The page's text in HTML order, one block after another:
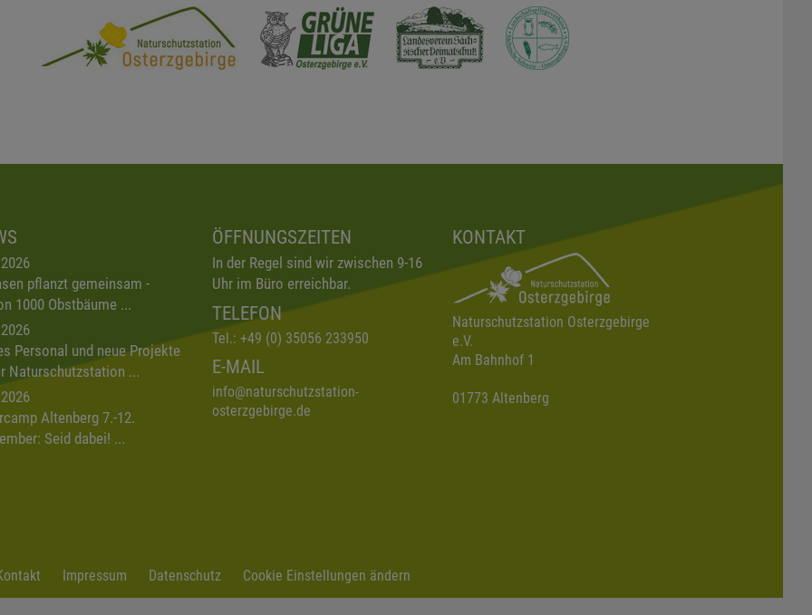
pflanzt gemeinsam -
1000 Obstbäume ...
Personal und neue Projekte
Naturschutzstation ...
Altenberg 7.-12.
Seid dabei! ...
ÖFFNUNGSZEITEN
In der Regel sind wir zwischen 9-16
Uhr im Büro erreichbar.
TELEFON
Tel.: +49 (0) 35056 233950
E-MAIL
info@naturschutzstation-
osterzgebirge.de
KONTAKT
Naturschutzstation Osterzgebirge
e.V.
Am Bahnhof 1
01773 Altenberg
Impressum Datenschutz Cookie Einstellungen ändern